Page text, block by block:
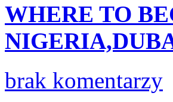
WHERE TO
brak komentarzy